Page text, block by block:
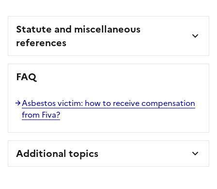
Statute and miscellaneous
references
FAQ
Asbestos victim: how to receive compensation
from Fiva?
Additional topics